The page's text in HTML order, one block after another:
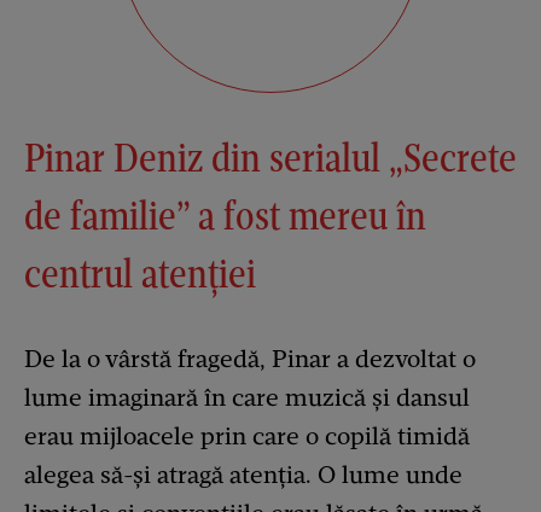
Pinar Deniz din serialul „Secrete
de familie” a fost mereu în
centrul atenției
De la o vârstă fragedă, Pinar a dezvoltat o
lume imaginară în care muzică și dansul
erau mijloacele prin care o copilă timidă
alegea să-și atragă atenția. O lume unde